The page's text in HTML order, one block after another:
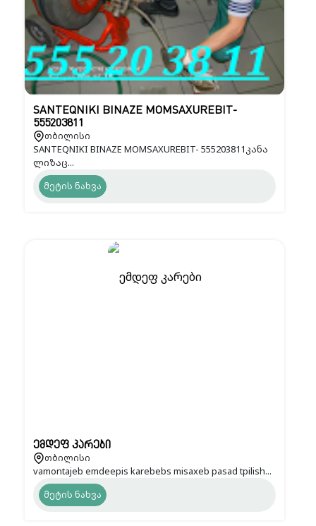
SANTEQNIKI BINAZE MOMSAXUREBIT-
555203811
თბილისი
SANTEQNIKI BINAZE MOMSAXUREBIT- 555203811კანა
ლიზაც...
მეტის ნახვა
ემდეფ კარები
თბილისი
vamontajeb emdeepis karebebs misaxeb pasad tpilish...
მეტის ნახვა